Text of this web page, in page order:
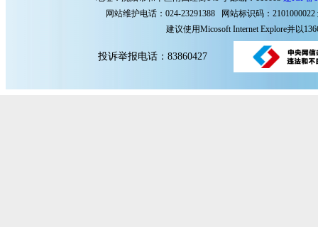
网站维护电话：024-23291388 网站标识码：2101000022
建议使用Micosoft Internet Explore并以
投诉举报电话：83860427